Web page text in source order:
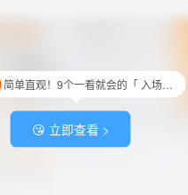
😘 立即查看 >
简单直观！9个一看就会的「 入场券」排版技巧